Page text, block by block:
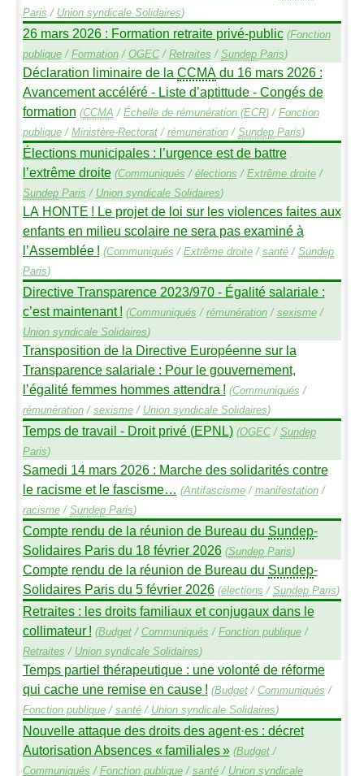
Paris / Union syndicale Solidaires)
26 mars 2026 : Formation retraite privé-public (Fonction
publique/ Formation/ OGEC/ Retraites / SundepParis)
Déclaration liminaire de la CCMAdu 16 mars 2026 :
Avancement accéléré - Liste d’aptittude - Congés de
formation (CCMA / Échelle de rémunération (ECR)/ Fonction
publique/ Ministère-Rectorat/ rémunération/ SundepParis)
Élections municipales : l’urgence est de battre
l’extrême droite (Communiqués / élections / Extrême droite/
SundepParis / Union syndicale Solidaires)
LA HONTE ! Le projet de loi sur les violences faites aux
enfants en milieu scolaire ne sera pas examiné à
l’Assemblée ! (Communiqués / Extrême droite/ santé/ Sundep
Paris)
Directive Transparence 2023/970 - Égalité salariale :
c’est maintenant ! (Communiqués / rémunération/ sexisme/
Union syndicale Solidaires)
Transposition de la Directive Européenne sur la
Transparence salariale : Pour le gouvernement,
l’égalité femmes hommes attendra ! (Communiqués /
rémunération/ sexisme/ Union syndicale Solidaires)
Temps de travail - Droit privé (EPNL) (OGEC/ Sundep
Paris)
Samedi 14 mars 2026 : Marche des solidarités contre
le racisme et le fascisme… (Antifascisme/ manifestation/
racisme/ SundepParis)
Compte rendu de la réunion de Bureau du Sundep-
Solidaires Paris du 18 février 2026 (SundepParis)
Compte rendu de la réunion de Bureau du Sundep-
Solidaires Paris du 5 février 2026 (élections / SundepParis)
Retraites : les droits familiaux et conjugaux dans le
collimateur ! (Budget/ Communiqués / Fonction publique/
Retraites / Union syndicale Solidaires)
Temps partiel thérapeutique : une volonté de réforme
qui cache une remise en cause ! (Budget/ Communiqués /
Fonction publique/ santé/ Union syndicale Solidaires)
Nouvelle attaque des droits des agent·es : décret
Autorisation Absences « familiales» (Budget/
Communiqués / Fonction publique/ santé/ Union syndicale